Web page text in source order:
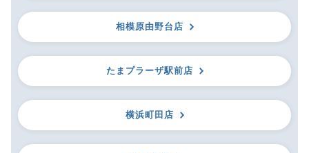
相模原由野台店
たまプラーザ駅前店
横浜町田店